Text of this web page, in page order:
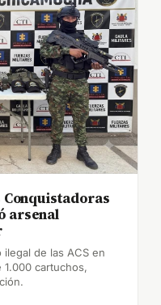
Conquistadoras
arsenal
de las ACS en
1.000 cartuchos,